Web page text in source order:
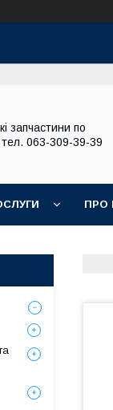
запчастини по
тел. 063-309-39-39
ПРО